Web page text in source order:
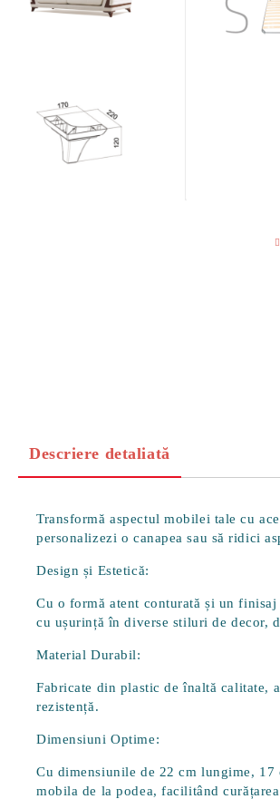
Descriere detaliată
Transformă aspectul mobilei tale cu
personalizezi o canapea sau să ridici
Design și Estetică:
Cu o formă atent conturată și un
cu ușurință în diverse stiluri de decor,
Material Durabil:
Fabricate din plastic de înaltă calitate,
rezistență.
Dimensiuni Optime:
Cu dimensiunile de 22 cm lungime, 17
mobila de la podea, facilitând